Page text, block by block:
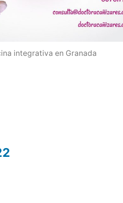
integrativa en Granada